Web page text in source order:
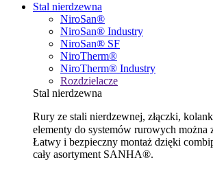
Stal nierdzewna
NiroSan®
NiroSan® Industry
NiroSan® SF
NiroTherm®
NiroTherm® Industry
Rozdzielacze
Stal nierdzewna
Rury ze stali nierdzewnej, złączki,
elementy do systemów rurowych można
Łatwy i bezpieczny montaż dzięki
cały asortyment SANHA®.